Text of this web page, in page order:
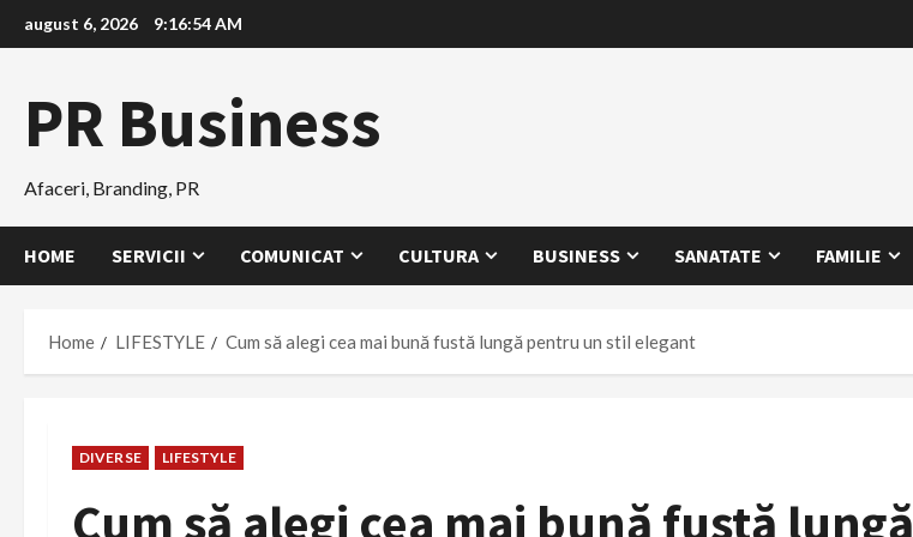
to
august 6, 2026 9:16:55 AM
PR Business
Afaceri, Branding, PR
HOME SERVICII COMUNICAT CULTURA BUSINESS SANATATE FAMILIE
Home LIFESTYLE Cum să alegi cea mai bună fustă lungă pentru un stil elegant
DIVERSE LIFESTYLE
Cum să alegi cea mai bună fustă lungă